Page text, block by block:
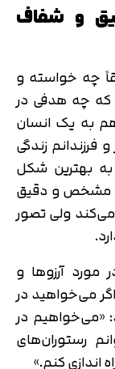
و شفاف
چه خواسته و
که چه هدفی در
به یک انسان
زندگی
بهترین شکل
مشخص و دقیق
ولی تصور
آرزوها و
می‌خواهید در
«می‌خواهیم در
رستوران‌های
اندازی کنم.»